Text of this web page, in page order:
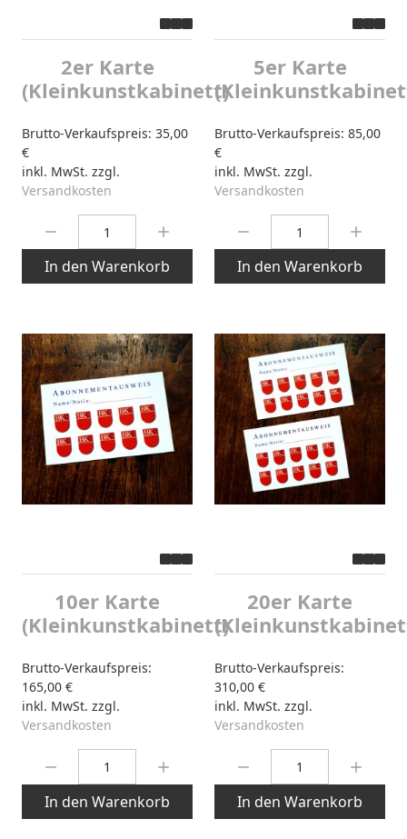
2er Karte
(Kleinkunstkabinett)
Brutto-Verkaufspreis: 35,00
€
inkl. MwSt. zzgl.
Versandkosten
In den Warenkorb
5er Karte
Brutto-Verkaufspreis: 85,00
€
inkl. MwSt. zzgl.
Versandkosten
In den Warenkorb
10er Karte
(Kleinkunstkabinett)
Brutto-Verkaufspreis:
165,00 €
inkl. MwSt. zzgl.
Versandkosten
In den Warenkorb
20er Karte
Brutto-Verkaufspreis:
310,00 €
inkl. MwSt. zzgl.
Versandkosten
In den Warenkorb